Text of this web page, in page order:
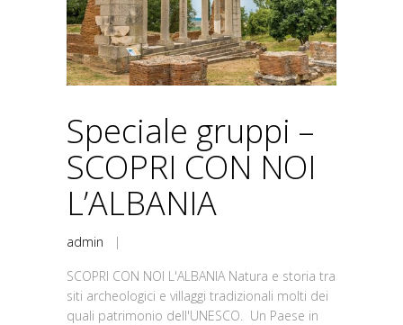
Speciale gruppi –
SCOPRI CON NOI
L’ALBANIA
admin |
SCOPRI CON NOI L'ALBANIA Natura e storia tra
siti archeologici e villaggi tradizionali molti dei
quali patrimonio dell'UNESCO. Un Paese in